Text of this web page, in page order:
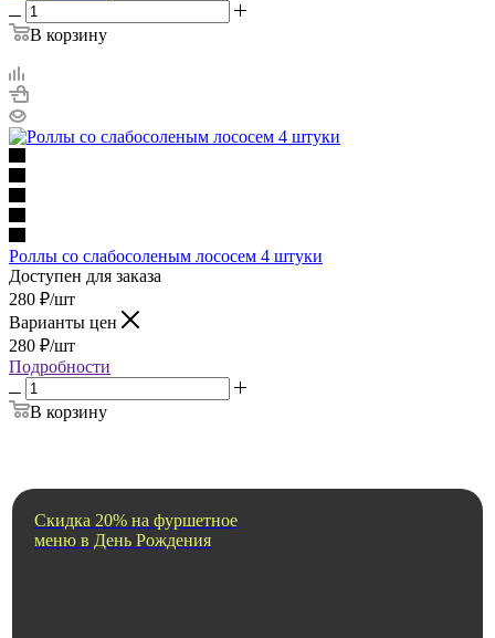
В корзину
Роллы со слабосоленым лососем 4 штуки
Доступен для заказа
280 ₽/шт
Варианты цен
280 ₽/шт
Подробности
В корзину
Скидка 20% на фуршетное
меню в День Рождения